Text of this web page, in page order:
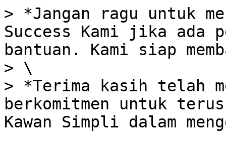
> *Jangan ragu untuk
Success Kami jika ada
bantuan. Kami siap
> \
> *Terima kasih telah
berkomitmen untuk
Kawan Simpli dalam